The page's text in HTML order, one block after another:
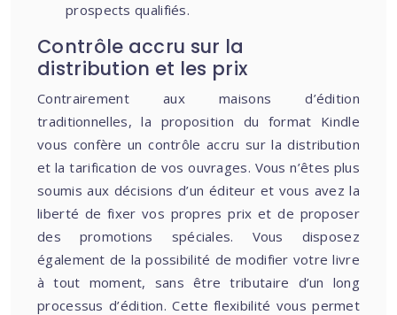
prospects qualifiés.
Contrôle accru sur la
distribution et les prix
Contrairement aux maisons d’édition
traditionnelles, la proposition du format Kindle
vous confère un contrôle accru sur la distribution
et la tarification de vos ouvrages. Vous n’êtes plus
soumis aux décisions d’un éditeur et vous avez la
liberté de fixer vos propres prix et de proposer
des promotions spéciales. Vous disposez
également de la possibilité de modifier votre livre
à tout moment, sans être tributaire d’un long
processus d’édition. Cette flexibilité vous permet